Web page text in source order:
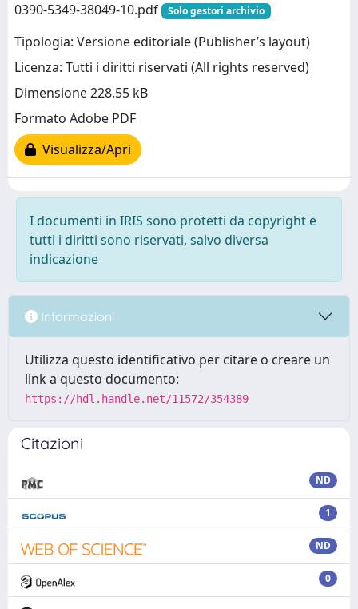
0390-5349-38049-10.pdf Solo gestori archivio
Tipologia: Versione editoriale (Publisher’s layout)
Licenza: Tutti i diritti riservati (All rights reserved)
Dimensione 228.55 kB
Formato Adobe PDF
Visualizza/Apri
I documenti in IRIS sono protetti da copyright e
tutti i diritti sono riservati, salvo diversa
indicazione
Informazioni
Utilizza questo identificativo per citare o creare un
link a questo documento:
https://hdl.handle.net/11572/354389
Citazioni
ND
1
ND
0